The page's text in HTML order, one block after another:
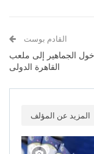
القادم بوست
الجماهير إلى ملعب
القاهرة الدولى
المزيد عن المؤلف